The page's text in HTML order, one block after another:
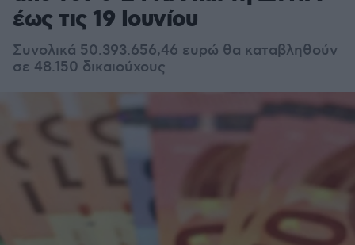
έως τις 19 Ιουνίου
Συνολικά 50.393.656,46 ευρώ θα καταβληθούν
σε 48.150 δικαιούχους